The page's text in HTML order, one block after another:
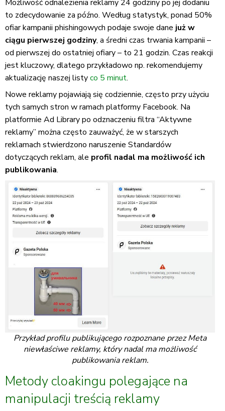
Możliwość odnalezienia reklamy 24 godziny po jej dodaniu
to zdecydowanie za późno. Według statystyk, ponad 50%
ofiar kampanii phishingowych podaje swoje dane już w
ciągu pierwszej godziny, a średni czas trwania kampanii –
od pierwszej do ostatniej ofiary – to 21 godzin. Czas reakcji
jest kluczowy, dlatego przykładowo np. rekomendujemy
aktualizację naszej listyco 5 minut.
Nowe reklamy pojawiają się codziennie, często przy użyciu
tych samych stron w ramach platformy Facebook. Na
platformie Ad Library po odznaczeniu filtra “Aktywne
reklamy” można często zauważyć, że w starszych
reklamach stwierdzono naruszenie Standardów
dotyczących reklam, ale profil nadal ma możliwość ich
publikowania.
Przykład profilu publikującego rozpoznane przez Meta
niewłaściwe reklamy, który nadal ma możliwość
publikowania reklam.
Metody cloakingu polegające na
manipulacji treścią reklamy